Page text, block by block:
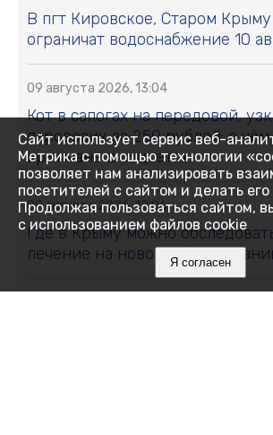
В пгт Кировское, Старом
ограничат водоснабжение 10
09 августа 2026, 13:04
Кот в сапогах на передовой,
паровозик за 250 рублей: о
крымчане в соцсетях
09 августа 2026, 12:06
Где в Крыму можно
лечение на новом
Сайт использует сервис веб-
Метрика с помощью технологии
позволяет нам анализировать
посетителей с сайтом и делать
Продолжая пользоваться сайтом,
с использованием файлов cookie
Я согласен